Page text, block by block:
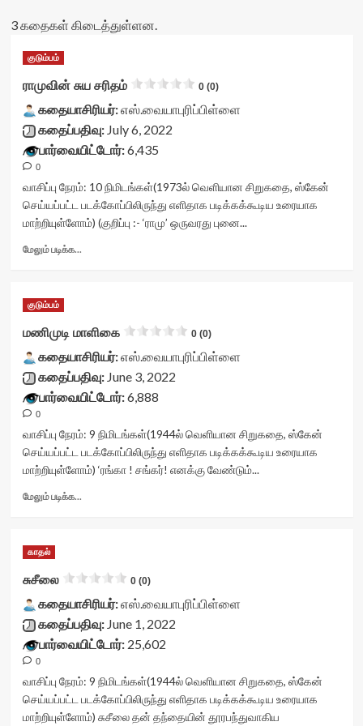
3 கதைகள் கிடைத்துள்ளன.
குடும்பம்
ராமுவின் சுய சரிதம் 0 (0)
கதையாசிரியர்:எஸ்.வையாபுரிப்பிள்ளை
கதைப்பதிவு:July 6, 2022
பார்வையிட்டோர்:6,435
0
வாசிப்பு நேரம்: 10 நிமிடங்கள்(1973ல் வெளியான சிறுகதை, ஸ்கேன்
செய்யப்பட்ட படக்கோப்பிலிருந்து எளிதாக படிக்கக்கூடிய உரையாக
மாற்றியுள்ளோம்) (குறிப்பு :- ‘ராமு’ ஒருவரது புனை...
மேலும் படிக்க...
class="yasr-
vv-
stars-
title-
container">
class='yasr-
stars-
title
yasr-
readonly-
rater-
54a6d65677373'
data-
rating='0'
data-
starsize='16'
data-
rater-
குடும்பம்
மணிமுடி மாளிகை 0 (0)
கதையாசிரியர்:எஸ்.வையாபுரிப்பிள்ளை
கதைப்பதிவு:June 3, 2022
பார்வையிட்டோர்:6,888
0
வாசிப்பு நேரம்: 9 நிமிடங்கள்(1944ல் வெளியான சிறுகதை, ஸ்கேன்
செய்யப்பட்ட படக்கோப்பிலிருந்து எளிதாக படிக்கக்கூடிய உரையாக
மாற்றியுள்ளோம்) ‘ரங்கா ! சங்கர்! எனக்கு வேண்டும்...
மேலும் படிக்க...
class="yasr-
vv-
stars-
title-
container">
<div
stars-
title
yasr-
காதல்
சுசீலை 0 (0)
கதையாசிரியர்:எஸ்.வையாபுரிப்பிள்ளை
கதைப்பதிவு:June 1, 2022
பார்வையிட்டோர்:25,602
0
வாசிப்பு நேரம்: 9 நிமிடங்கள்(1944ல் வெளியான சிறுகதை, ஸ்கேன்
செய்யப்பட்ட படக்கோப்பிலிருந்து எளிதாக படிக்கக்கூடிய உரையாக
மாற்றியுள்ளோம்) சுசீலை தன் தந்தையின் தூரபந்துவாகிய